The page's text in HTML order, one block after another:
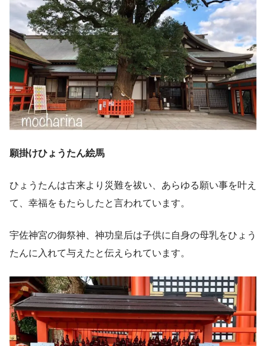
願掛けひょうたん絵馬
ひょうたんは古来より災難を祓い、あらゆる願い事を叶え
て、幸福をもたらしたと言われています。
宇佐神宮の御祭神、神功皇后は子供に自身の母乳をひょう
たんに入れて与えたと伝えられています。